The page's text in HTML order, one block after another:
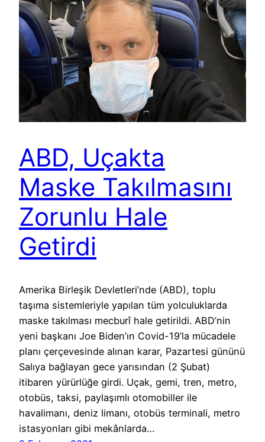
ABD, Uçakta
Maske Takılmasını
Zorunlu Hale
Getirdi
Amerika Birleşik Devletleri’nde (ABD), toplu
taşıma sistemleriyle yapılan tüm yolculuklarda
maske takılması mecburî hale getirildi. ABD’nin
yeni başkanı Joe Biden’ın Covid-19’la mücadele
planı çerçevesinde alınan karar, Pazartesi gününü
Salıya bağlayan gece yarısından (2 Şubat)
itibaren yürürlüğe girdi. Uçak, gemi, tren, metro,
otobüs, taksi, paylaşımlı otomobiller ile
havalimanı, deniz limanı, otobüs terminali, metro
istasyonları gibi mekânlarda…